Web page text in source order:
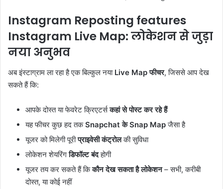
Instagram Reposting features
Instagram Live Map: लोकेशन से जुड़ा
नया अनुभव
अब इंस्टाग्राम ला रहा है एक बिल्कुल नया Live Map फीचर, जिससे आप देख
सकते हैं कि:
आपके दोस्त या फेवरेट क्रिएटर्सकहां से पोस्ट कर रहे हैं
यह फीचर कुछ हद तकSnapchat के Snap Mapजैसा है
यूजर को मिलेगी पूरीप्राइवेसी कंट्रोलकी सुविधा
लोकेशन शेयरिंगडिफॉल्ट बंदहोगी
यूजर तय कर सकते हैं किकौन देख सकता है लोकेशन– सभी, करीबी
दोस्त, या कोई नहीं